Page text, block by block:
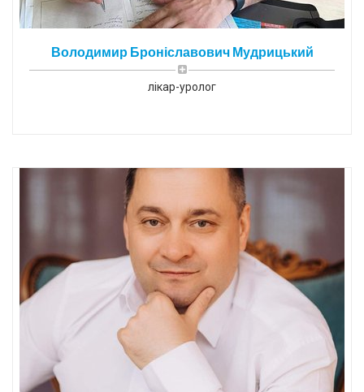
Володимир Броніславович Мудрицький
лікар-уролог